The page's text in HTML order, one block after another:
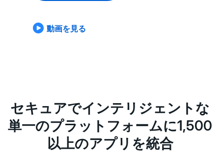
動画を見る
セキュアでインテリジェントな
単一のプラットフォームに1,500
以上のアプリを統合